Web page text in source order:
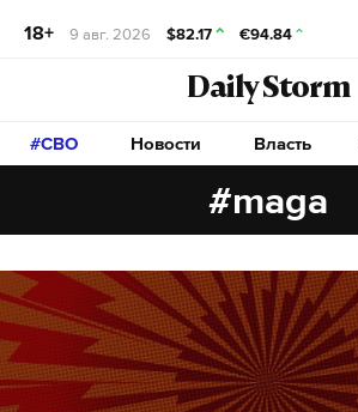
18+ 9 авг. 2026 $82.17 €94.84
Daily Storm
#СВО Новости Власть
#maga